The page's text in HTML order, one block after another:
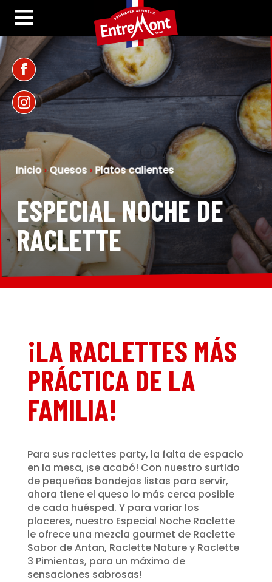
Inicio›Quesos› Platos calientes
ESPECIAL NOCHE DE
RACLETTE
¡LA RACLETTES MÁS
PRÁCTICA DE LA
FAMILIA!
Para sus raclettes party, la falta de espacio
en la mesa, ¡se acabó! Con nuestro surtido
de pequeñas bandejas listas para servir,
ahora tiene el queso lo más cerca posible
de cada huésped. Y para variar los
placeres, nuestro Especial Noche Raclette
le ofrece una mezcla gourmet de Raclette
Sabor de Antan, Raclette Nature y Raclette
3 Pimientas, para un máximo de
sensaciones sabrosas!